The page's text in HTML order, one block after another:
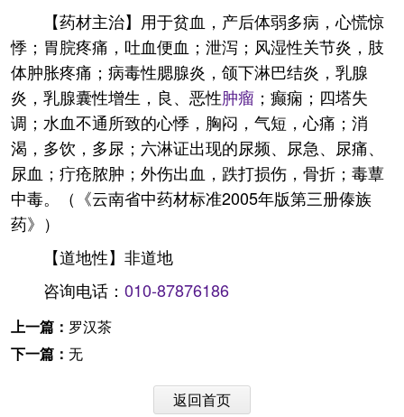
【药材主治】用于贫血，产后体弱多病，心慌惊
悸；胃脘疼痛，吐血便血；泄泻；风湿性关节炎，肢
体肿胀疼痛；病毒性腮腺炎，颌下淋巴结炎，乳腺
炎，乳腺囊性增生，良、恶性肿瘤 ；癫痫；四塔失
调；水血不通所致的心悸，胸闷，气短，心痛；消
渴，多饮，多尿；六淋证出现的尿频、尿急、尿痛、
尿血；疔疮脓肿；外伤出血，跌打损伤，骨折；毒蕈
中毒。（《云南省中药材标准2005年版第三册傣族
药》）
【道地性】非道地
咨询电话： 010-87876186
上一篇： 罗汉茶
下一篇： 无
返回首页